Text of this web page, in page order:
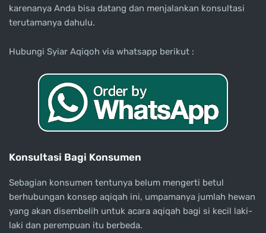
karenanya Anda bisa datang dan menjalankan konsultasi
terutamanya dahulu.
Hubungi Syiar Aqiqoh via whatsapp berikut :
Konsultasi Bagi Konsumen
Sebagian konsumen tentunya belum mengerti betul
berhubungan konsep aqiqah ini, umpamanya jumlah hewan
yang akan disembelih untuk acara aqiqah bagi si kecil laki-
laki dan perempuan itu berbeda.